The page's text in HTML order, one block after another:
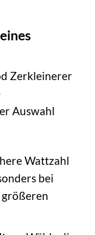
Zerkleinerer
Auswahl
Wattzahl
bei